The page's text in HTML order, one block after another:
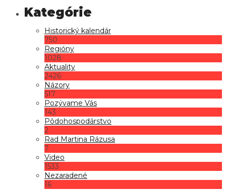
Historický kalendár
750
Regióny
1028
Aktuality
2426
Názory
517
Pozývame Vás
143
Pôdohospodárstvo
2
Rad Martina Rázusa
7
Video
1533
Nezaradené
16